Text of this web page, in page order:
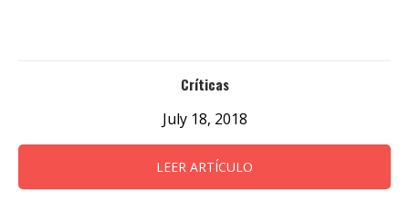
Críticas
July 18, 2018
LEER ARTÍCULO